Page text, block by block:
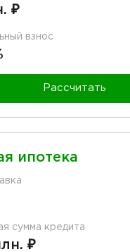
₽
взнос
Рассчитать
ипотека
сумма кредита
₽